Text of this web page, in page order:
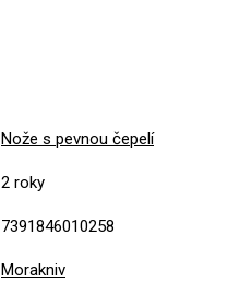
Nože s pevnou čepelí
2 roky
7391846010258
Morakniv